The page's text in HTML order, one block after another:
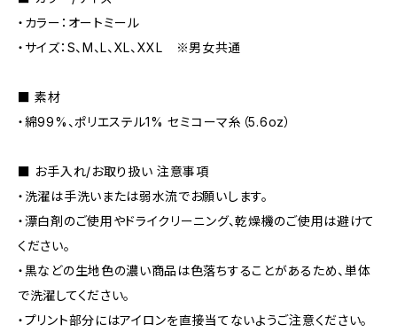
・カラー：オートミール
・サイズ：S、M、L、XL、XXL ※男女共通
■ 素材
・綿99%、ポリエステル1% セミコーマ糸（5.6oz）
■ お手入れ/お取り扱い 注意事項
・洗濯は手洗いまたは弱水流でお願いします。
・漂白剤のご使用やドライクリーニング、乾燥機のご使用は避けて
ください。
・黒などの生地色の濃い商品は色落ちすることがあるため、単体
で洗濯してください。
・プリント部分にはアイロンを直接当てないようご注意ください。